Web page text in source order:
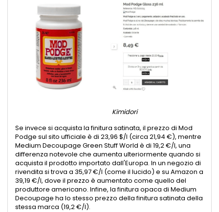
Kimidori
Se invece si acquista la finitura satinata, il prezzo di Mod
Podge sul sito ufficiale è di 23,96 $/l (circa 21,94 €), mentre
Medium Decoupage Green Stuff World è di 19,2 €/l, una
differenza notevole che aumenta ulteriormente quando si
acquista il prodotto importato dall'Europa. In un negozio di
rivendita si trova a 35,97 €/l (come il lucido) e su Amazon a
39,19 €/l, dove il prezzo è aumentato come quello del
produttore americano. Infine, la finitura opaca di Medium
Decoupage ha lo stesso prezzo della finitura satinata della
stessa marca (19,2 €/l).